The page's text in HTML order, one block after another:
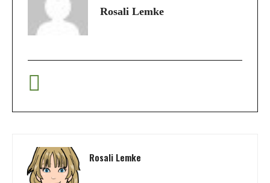
Rosali Lemke
Rosali Lemke